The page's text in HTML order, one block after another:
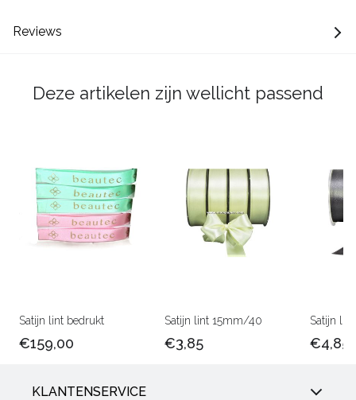
Reviews
Deze artikelen zijn wellicht passend
Satijn lint bedrukt
€159,00
Satijn lint 15mm/40
€3,85
Satijn
€4,85
KLANTENSERVICE